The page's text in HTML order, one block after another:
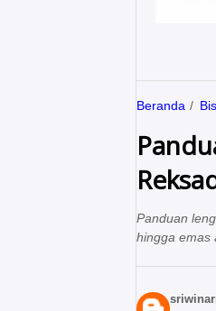
Beranda
Panduan
hingga emas